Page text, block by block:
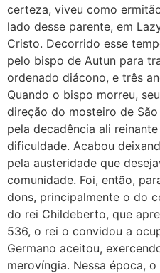
certeza, viveu como
lado desse parente, em
Cristo. Decorrido esse
pelo bispo de Autun para
ordenado diácono, e três
Quando o bispo morreu,
direção do mosteiro de
pela decadência ali
dificuldade. Acabou
pela austeridade que
comunidade. Foi, então,
dons, principalmente o do
do rei Childeberto, que
536, o rei o convidou a
Germano aceitou,
merovíngia. Nessa época,